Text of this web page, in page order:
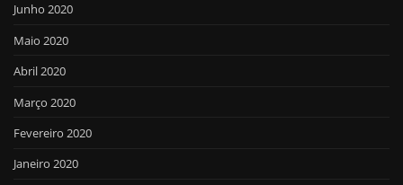
Junho 2020
Maio 2020
Abril 2020
Março 2020
Fevereiro 2020
Janeiro 2020